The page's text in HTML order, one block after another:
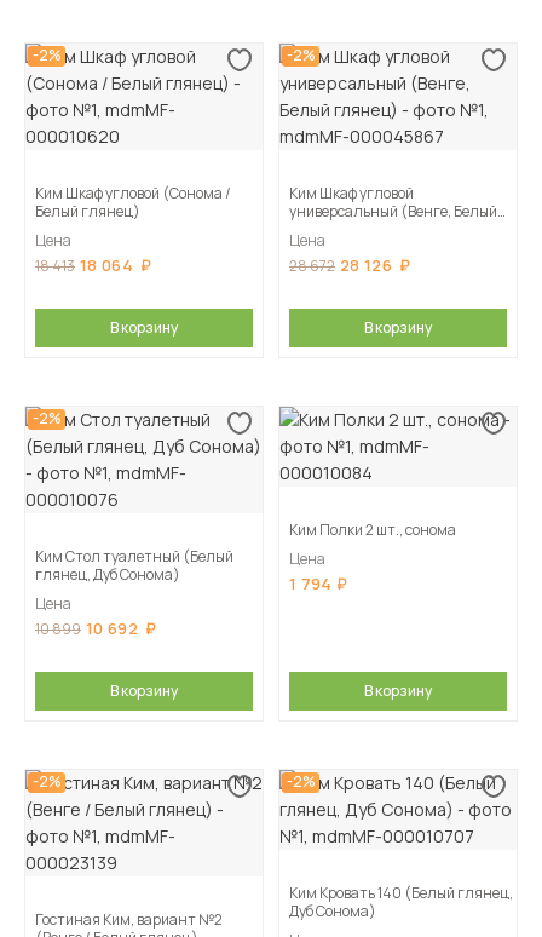
-2%
Ким Шкаф угловой (Сонома /
Белый глянец)
Цена
18 413 18 064
В корзину
-2%
Ким Шкаф угловой
универсальный (Венге, Белый
Цена
28 672 28 126
В корзину
-2%
Ким Стол туалетный (Белый
глянец, Дуб Сонома)
Цена
10 899 10 692
В корзину
Ким Полки 2 шт., сонома
Цена
1 794
В корзину
-2%
Гостиная Ким, вариант №2
-2%
Ким Кровать 140 (Белый глянец,
Дуб Сонома)